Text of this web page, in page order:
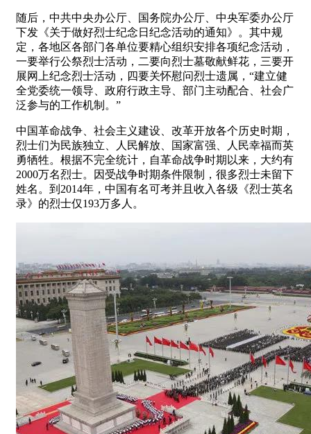
随后，中共中央办公厅、国务院办公厅、中央军委办公厅
下发《关于做好烈士纪念日纪念活动的通知》。其中规
定，各地区各部门各单位要精心组织安排各项纪念活动，
一要举行公祭烈士活动，二要向烈士墓敬献鲜花，三要开
展网上纪念烈士活动，四要关怀慰问烈士遗属，“建立健
全党委统一领导、政府行政主导、部门主动配合、社会广
泛参与的工作机制。”
中国革命战争、社会主义建设、改革开放各个历史时期，
烈士们为民族独立、人民解放、国家富强、人民幸福而英
勇牺牲。根据不完全统计，自革命战争时期以来，大约有
2000万名烈士。因受战争时期条件限制，很多烈士未留下
姓名。到2014年，中国有名可考并且收入各级《烈士英名
录》的烈士仅193万多人。